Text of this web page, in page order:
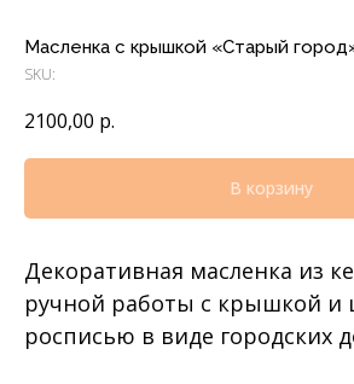
Масленка с крышкой «Старый
SKU:
2100,00 р.
В корзину
Декоративная масленка из
ручной работы с крышкой и
росписью в виде городских